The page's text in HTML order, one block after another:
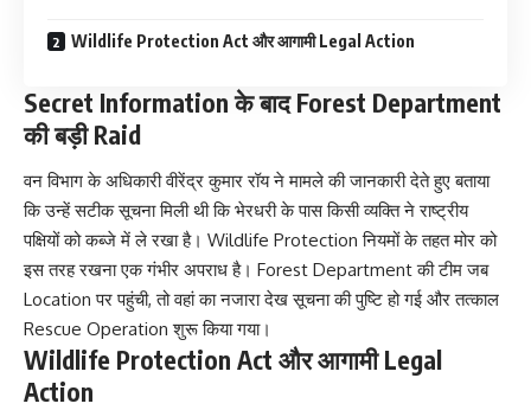
Wildlife Protection Act और आगामी Legal Action
Secret Information के बाद Forest Department
की बड़ी Raid
वन विभाग के अधिकारी वीरेंद्र कुमार रॉय ने मामले की जानकारी देते हुए बताया
कि उन्हें सटीक सूचना मिली थी कि भेरधरी के पास किसी व्यक्ति ने राष्ट्रीय
पक्षियों को कब्जे में ले रखा है। Wildlife Protection नियमों के तहत मोर को
इस तरह रखना एक गंभीर अपराध है। Forest Department की टीम जब
Location पर पहुंची, तो वहां का नजारा देख सूचना की पुष्टि हो गई और तत्काल
Rescue Operation शुरू किया गया।
Wildlife Protection Act और आगामी Legal
Action